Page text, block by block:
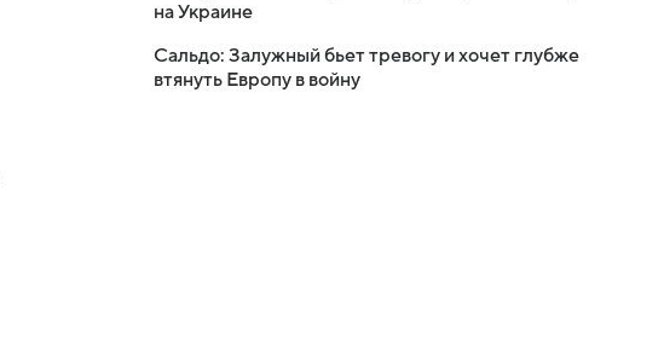
на Украине
Сальдо: Залужный бьет тревогу и хочет глубже
втянуть Европу в войну